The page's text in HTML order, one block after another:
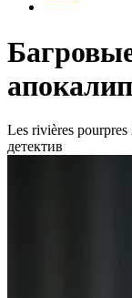
Les rivières
детектив